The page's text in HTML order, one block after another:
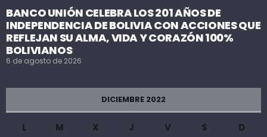
BANCO UNIÓN CELEBRA LOS 201 AÑOS DE
INDEPENDENCIA DE BOLIVIA CON ACCIONES QUE
REFLEJAN SU ALMA, VIDA Y CORAZÓN 100%
BOLIVIANOS
6 de agosto de 2026
DICIEMBRE 2022
L M X J V S
D